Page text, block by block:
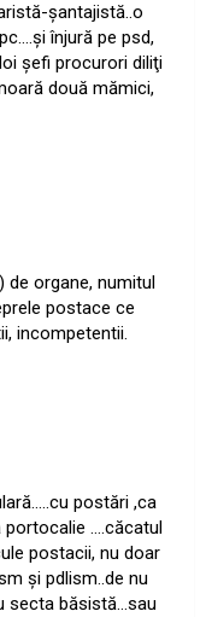
şantajistă..o
înjură pe psd,
şefi procurori diliţi
două mămici,
de organe, numitul
postace ce
incompetentii.
postări ,ca
portocalie ….căcatul
postacii, nu doar
şi pdlism..de nu
secta băsistă…sau